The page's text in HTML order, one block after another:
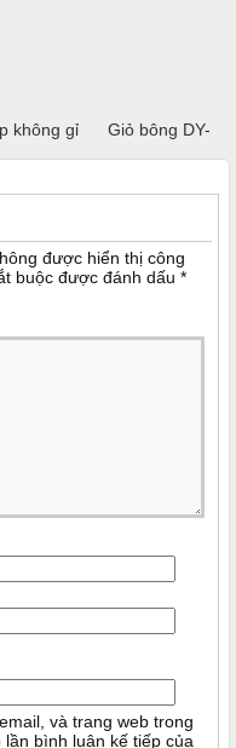
không gỉ
Giỏ bông DY-
được hiển thị công
buộc được đánh dấu *
và trang web trong
bình luận kế tiếp của